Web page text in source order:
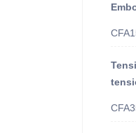
CFA
CFA